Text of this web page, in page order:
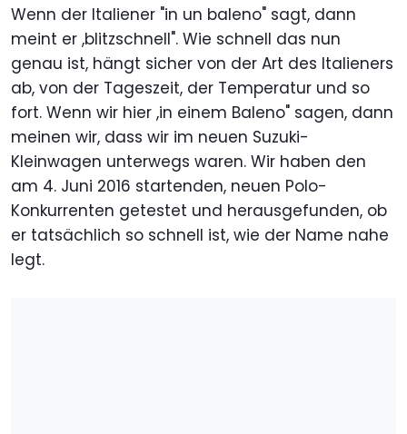
Wenn der Italiener "in un baleno" sagt, dann
meint er ,blitzschnell". Wie schnell das nun
genau ist, hängt sicher von der Art des Italieners
ab, von der Tageszeit, der Temperatur und so
fort. Wenn wir hier ,in einem Baleno" sagen, dann
meinen wir, dass wir im neuen Suzuki-
Kleinwagen unterwegs waren. Wir haben den
am 4. Juni 2016 startenden, neuen Polo-
Konkurrenten getestet und herausgefunden, ob
er tatsächlich so schnell ist, wie der Name nahe
legt.